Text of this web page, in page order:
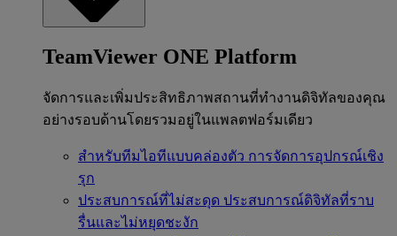
TeamViewer ONE Platform
จัดการและเพิ่มประสิทธิภาพสถานที่ทำงานดิจิทัลของคุณ
อย่างรอบด้านโดยรวมอยู่ในแพลตฟอร์มเดียว
สำหรับทีมไอทีแบบคล่องตัว การจัดการอุปกรณ์เชิง
รุก
ประสบการณ์ที่ไม่สะดุด ประสบการณ์ดิจิทัลที่ราบ
รื่นและไม่หยุดชะงัก